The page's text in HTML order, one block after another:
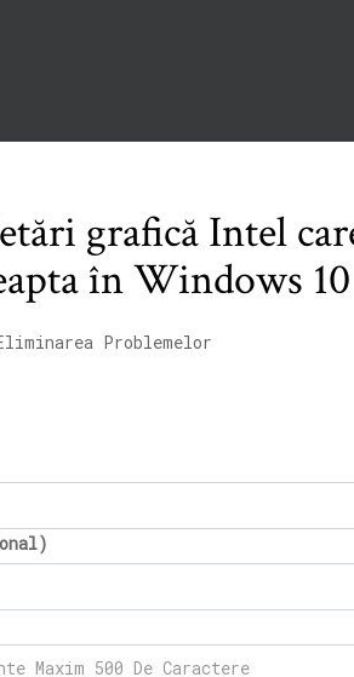
grafică Intel
în Windows 10
Problemelor